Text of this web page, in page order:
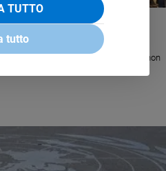
a Sud. In questa situazione, non
TUTTO
tutto